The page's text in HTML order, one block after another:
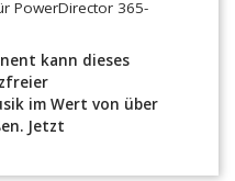
PowerDirector 365-
kann dieses
im Wert von über
Jetzt